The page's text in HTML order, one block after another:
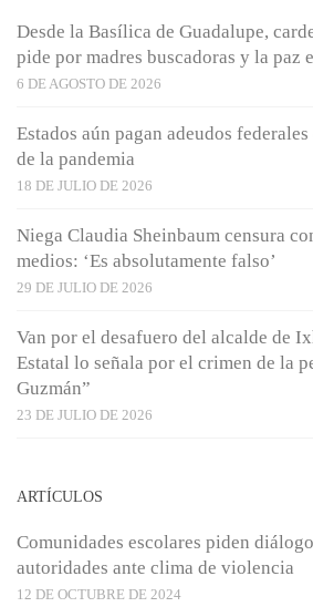
Desde la Basílica de Guadalupe,
pide por madres buscadoras y la paz
6 DE AGOSTO DE 2026
Estados aún pagan adeudos
de la pandemia
18 DE JULIO DE 2026
Niega Claudia Sheinbaum censura
medios: ‘Es absolutamente falso’
29 DE JULIO DE 2026
Van por el desafuero del alcalde de
Estatal lo señala por el crimen de la
Guzmán”
23 DE JULIO DE 2026
ARTÍCULOS
Comunidades escolares piden
autoridades ante clima de violencia
12 DE OCTUBRE DE 2024